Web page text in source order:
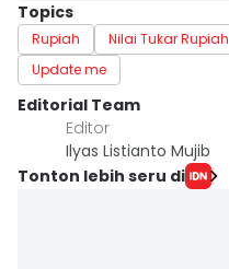
Topics
Rupiah Nilai Tukar Rupiah
Update me
Editorial Team
Editor
Ilyas Listianto Mujib
Tonton lebih seru di